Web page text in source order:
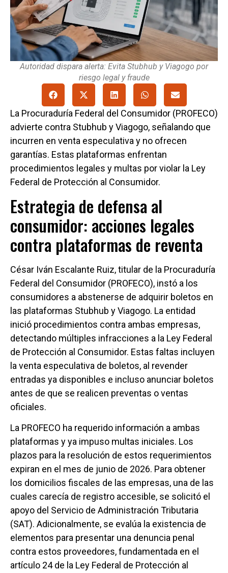
Autoridad dispara alerta: Evita Stubhub y Viagogo por
riesgo legal y fraude
La Procuraduría Federal del Consumidor (PROFECO)
advierte contra Stubhub y Viagogo, señalando que
incurren en venta especulativa y no ofrecen
garantías. Estas plataformas enfrentan
procedimientos legales y multas por violar la Ley
Federal de Protección al Consumidor.
Estrategia de defensa al
consumidor: acciones legales
contra plataformas de reventa
César Iván Escalante Ruiz, titular de la Procuraduría
Federal del Consumidor (PROFECO), instó a los
consumidores a abstenerse de adquirir boletos en
las plataformas Stubhub y Viagogo. La entidad
inició procedimientos contra ambas empresas,
detectando múltiples infracciones a la Ley Federal
de Protección al Consumidor. Estas faltas incluyen
la venta especulativa de boletos, al revender
entradas ya disponibles e incluso anunciar boletos
antes de que se realicen preventas o ventas
oficiales.
La PROFECO ha requerido información a ambas
plataformas y ya impuso multas iniciales. Los
plazos para la resolución de estos requerimientos
expiran en el mes de junio de 2026. Para obtener
los domicilios fiscales de las empresas, una de las
cuales carecía de registro accesible, se solicitó el
apoyo del Servicio de Administración Tributaria
(SAT). Adicionalmente, se evalúa la existencia de
elementos para presentar una denuncia penal
contra estos proveedores, fundamentada en el
artículo 24 de la Ley Federal de Protección al